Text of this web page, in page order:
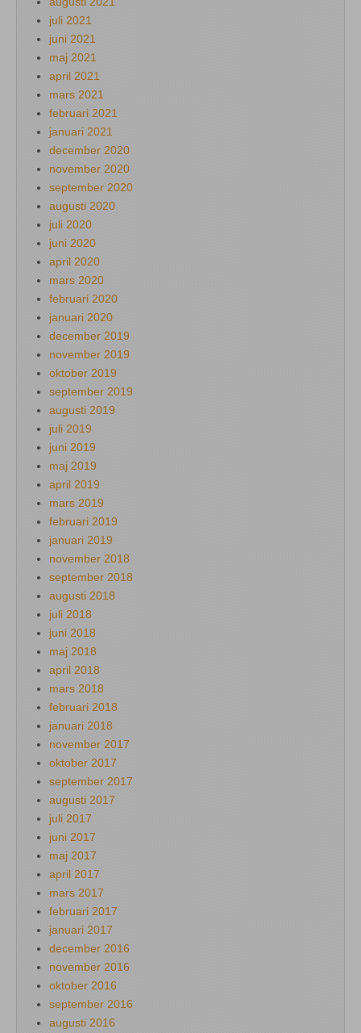
juli 2021
juni 2021
maj 2021
april 2021
mars 2021
februari 2021
januari 2021
december 2020
november 2020
september 2020
augusti 2020
juli 2020
juni 2020
april 2020
mars 2020
februari 2020
januari 2020
december 2019
november 2019
oktober 2019
september 2019
augusti 2019
juli 2019
juni 2019
maj 2019
april 2019
mars 2019
februari 2019
januari 2019
november 2018
september 2018
augusti 2018
juli 2018
juni 2018
maj 2018
april 2018
mars 2018
februari 2018
januari 2018
november 2017
oktober 2017
september 2017
augusti 2017
juli 2017
juni 2017
maj 2017
april 2017
mars 2017
februari 2017
januari 2017
december 2016
november 2016
oktober 2016
september 2016
augusti 2016